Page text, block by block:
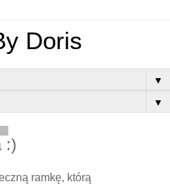
Doris
▼
▼
:)
ramkę, którą